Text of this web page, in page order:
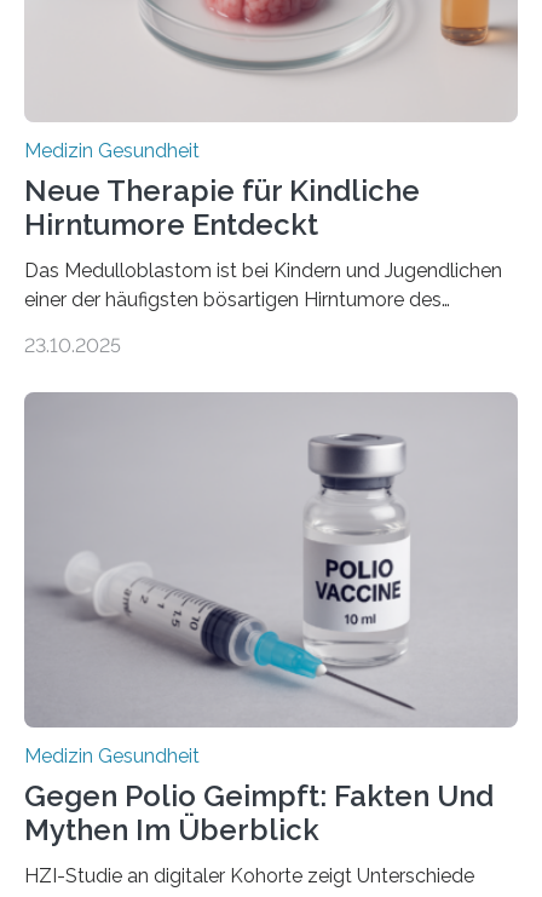
sich die linke Herzkammer verdickt, der Herzmuskel zu
stark kontrahiert…
Medizin Gesundheit
Neue Therapie für Kindliche
Hirntumore Entdeckt
Das Medulloblastom ist bei Kindern und Jugendlichen
einer der häufigsten bösartigen Hirntumore des
Betroffenen können mit heutigen Methoden geheilt
Dringend benötigt werden zielgerichtete Therapien, die
nur Tumorschwachstellen angreifen und normales
Gewebe verschonen. Forschende um Daniel Merk vom
Hertie-Institut für klinische Hirnforschung am
Universitätsklinikum Tübingen haben eine solche
Schwachstelle im Erbgut einer Untergruppe des
Medulloblastoms gefunden. Die Wilhelm Sander-
Stiftung unterstützte das Projekt…
23.10.2025
Medizin Gesundheit
Gegen Polio Geimpft: Fakten Und
Mythen Im Überblick
HZI-Studie an digitaler Kohorte zeigt Unterschiede